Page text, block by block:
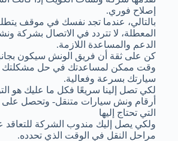
إصلاح فوري.
بالتالي، عندما تجد نفسك في موقف
المعطلة، لا تتردد في الاتصال بشركة
الدعم والمساعدة اللازمة.
كن على ثقة أن فريق الونش سيكون
وقت ممكن لمساعدتك في حل مشكلتك
سيارتك بسرعة وفعالية.
لكي تصل إلينا سريعًا فكل ما عليك هو
أرقام ونش سيارات متنقل- وتحصل على
التي تحتاج إليها
ولكي يصل إليك مندوب الشركة للتعاقد
مراحل النقل في الوقت الذي تحدده.